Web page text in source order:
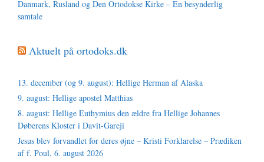
Danmark, Rusland og Den Ortodokse Kirke – En besynderlig
samtale
Aktuelt på ortodoks.dk
13. december (og 9. august): Hellige Herman af Alaska
9. august: Hellige apostel Matthias
8. august: Hellige Euthymius den ældre fra Hellige Johannes
Døberens Kloster i Davit-Gareji
Jesus blev forvandlet for deres øjne – Kristi Forklarelse – Prædiken
af f. Poul, 6. august 2026